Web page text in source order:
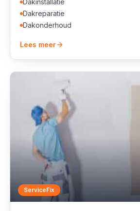
Dakinstallatie
Dakreparatie
Dakonderhoud
Lees meer
ServiceFix